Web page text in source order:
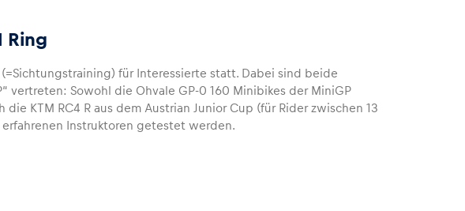
Ring
für Interessierte statt. Dabei sind beide
vertreten: Sowohl die Ohvale GP-0 160 Minibikes der MiniGP
KTM RC4 R aus dem Austrian Junior Cup (für Rider zwischen 13
Instruktoren getestet werden.